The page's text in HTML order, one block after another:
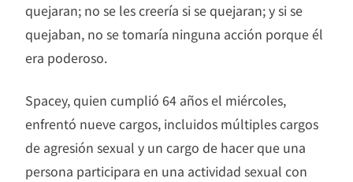
quejaran; no se les creería si se quejaran; y si se
quejaban, no se tomaría ninguna acción porque él
era poderoso.
Spacey, quien cumplió 64 años el miércoles,
enfrentó nueve cargos, incluidos múltiples cargos
de agresión sexual y un cargo de hacer que una
persona participara en una actividad sexual con